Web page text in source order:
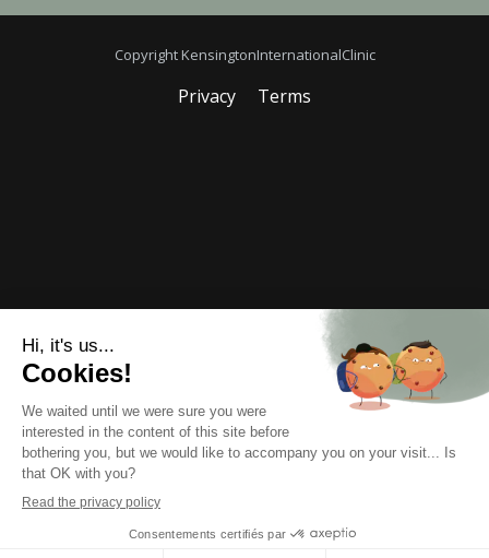
Copyright KensingtonInternationalClinic
Privacy Terms